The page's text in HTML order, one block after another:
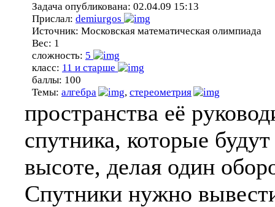
Задача опубликована: 02.04.09 15:13
Прислал: demiurgos
Источник: Московская математическая олимпиада
Вес: 1
сложность: 5
класс: 11 и старше
баллы: 100
Темы: алгебра , стереометрия
пространства её
спутника, которые
высоте, делая один
Спутники нужно